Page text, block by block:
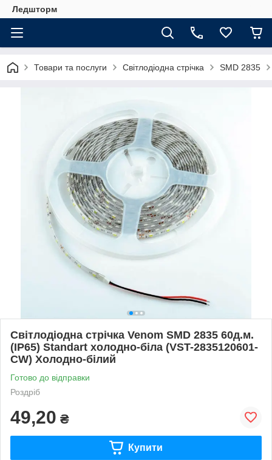
Ледшторм
Товари та послуги Світлодіодна стрічка SMD 2835
Світлодіодна стрічка Venom SMD 2835 60д.м.
(IP65) Standart холодно-біла (VST-2835120601-
CW) Холодно-білий
Готово до відправки
Роздріб
49,20 ₴
Купити